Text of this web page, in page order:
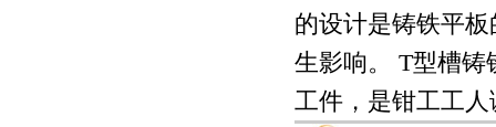
的设计是铸铁平
生影响。 T型槽铸
工件，是钳工工人